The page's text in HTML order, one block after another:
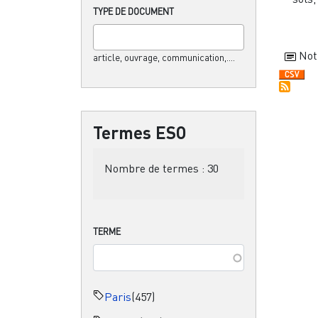
TYPE DE DOCUMENT
article, ouvrage, communication,....
Termes ESO
Nombre de termes : 30
TERME
Paris(457)